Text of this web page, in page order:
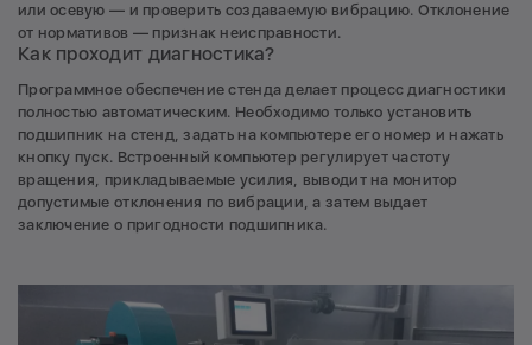
или осевую — и проверить создаваемую вибрацию. Отклонение
от нормативов — признак неисправности.
Как проходит диагностика?
Программное обеспечение стенда делает процесс диагностики
полностью автоматическим. Необходимо только установить
подшипник на стенд, задать на компьютере его номер и нажать
кнопку пуск. Встроенный компьютер регулирует частоту
вращения, прикладываемые усилия, выводит на монитор
допустимые отклонения по вибрации, а затем выдает
заключение о пригодности подшипника.